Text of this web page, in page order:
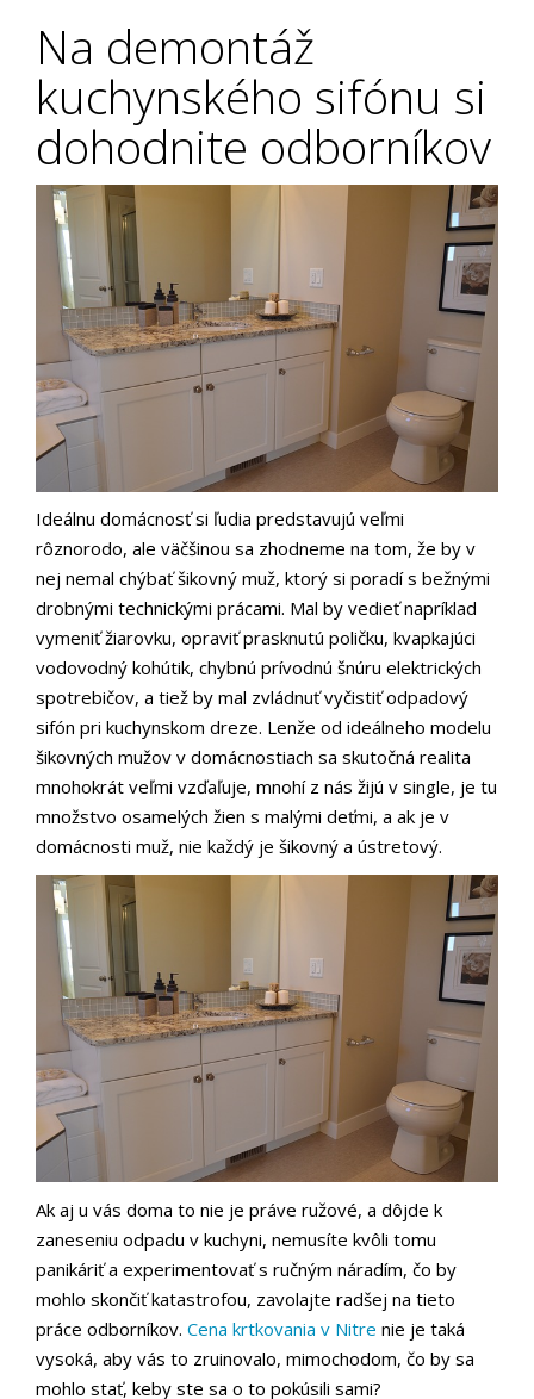
Na demontáž
kuchynského sifónu si
dohodnite odborníkov
Ideálnu domácnosť si ľudia predstavujú veľmi
rôznorodo, ale väčšinou sa zhodneme na tom, že by v
nej nemal chýbať šikovný muž, ktorý si poradí s bežnými
drobnými technickými prácami. Mal by vedieť napríklad
vymeniť žiarovku, opraviť prasknutú poličku, kvapkajúci
vodovodný kohútik, chybnú prívodnú šnúru elektrických
spotrebičov, a tiež by mal zvládnuť vyčistiť odpadový
sifón pri kuchynskom dreze. Lenže od ideálneho modelu
šikovných mužov v domácnostiach sa skutočná realita
mnohokrát veľmi vzďaľuje, mnohí z nás žijú v single, je tu
množstvo osamelých žien s malými deťmi, a ak je v
domácnosti muž, nie každý je šikovný a ústretový.
Ak aj u vás doma to nie je práve ružové, a dôjde k
zaneseniu odpadu v kuchyni, nemusíte kvôli tomu
panikáriť a experimentovať s ručným náradím, čo by
mohlo skončiť katastrofou, zavolajte radšej na tieto
práce odborníkov. Cena krtkovania v Nitre nie je taká
vysoká, aby vás to zruinovalo, mimochodom, čo by sa
mohlo stať, keby ste sa o to pokúsili sami?